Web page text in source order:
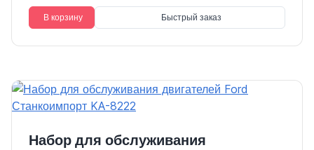
В корзину Быстрый заказ
Набор для обслуживания